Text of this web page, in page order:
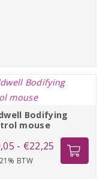
Bodifying
mouse
- €22,25 Prijsklasse:
€19,05
BTW